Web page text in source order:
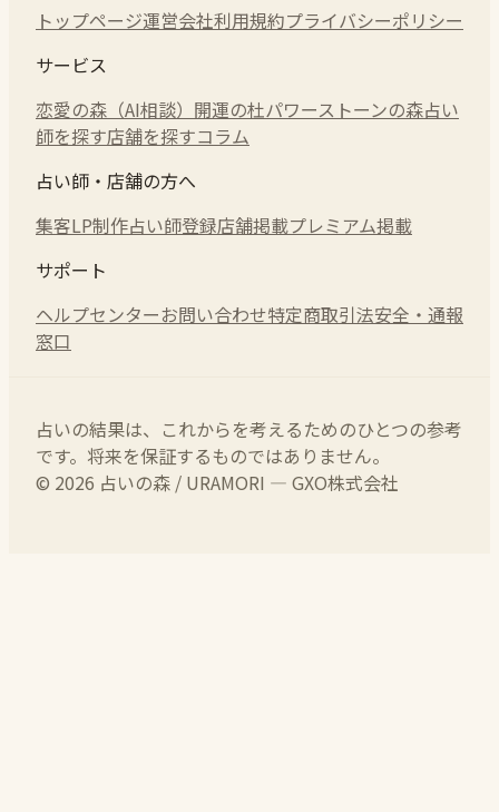
トップページ運営会社利用規約プライバシーポリシー
サービス
恋愛の森（AI相談） 開運の杜パワーストーンの森占い
師を探す店舗を探すコラム
占い師・店舗の方へ
集客LP制作占い師登録店舗掲載プレミアム掲載
サポート
ヘルプセンターお問い合わせ特定商取引法安全・通報
窓口
占いの結果は、これからを考えるためのひとつの参考
です。将来を保証するものではありません。
© 2026 占いの森 / URAMORI — GXO株式会社